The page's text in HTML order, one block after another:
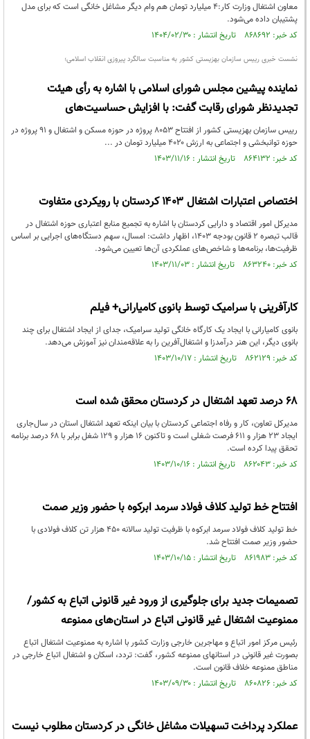
معاون اشتغال وزارت کار:۴ میلیارد تومان هم وام دیگر مشاغل خانگی است که برای مدل
پشتیبان داده می‌شود.
کد خبر: ۸۶۸۶۹۲ تاریخ انتشار : ۱۴۰۴/۰۲/۳۰
نشست خبری رییس سازمان بهزیستی کشور به مناسبت سالگرد پیروزی انقلاب اسلامی؛
نماینده پیشین مجلس شورای اسلامی با اشاره به رأی هیئت
تجدیدنظر شورای رقابت گفت: با افزایش حساسیت‌های
رییس سازمان بهزیستی کشور از افتتاح ۸۰۵۳ پروژه در حوزه مسکن و اشتغال و ۹۱ پروژه در
حوزه توانبخشی و اجتماعی به ارزش ۴۰۲۰ میلیارد تومان در ...
کد خبر: ۸۶۴۱۳۲ تاریخ انتشار : ۱۴۰۳/۱۱/۱۶
اختصاص اعتبارات اشتغال ۱۴۰۳ کردستان با رویکردی متفاوت
مدیرکل امور اقتصاد و دارایی کردستان با اشاره به تجمیع منابع اعتباری حوزه اشتغال در
قالب تبصره ۲ قانون بودجه ۱۴۰۳، اظهار داشت: امسال، سهم دستگاه‌های اجرایی بر اساس
ظرفیت‌ها، برنامه‌ها و شاخص‌های عملکردی آن‌ها تعیین می‌شود.
کد خبر: ۸۶۳۲۴۰ تاریخ انتشار : ۱۴۰۳/۱۱/۰۳
کارآفرینی با سرامیک توسط بانوی کامیارانی+ فیلم
بانوی کامیارانی با ایجاد یک کارگاه خانگی تولید سرامیک، جدای از ایجاد اشتغال برای چند
بانوی دیگر، این هنر درآمدزا و اشتغال‌آفرین را به علاقه‌مندان نیز آموزش می‌دهد.
کد خبر: ۸۶۲۱۲۹ تاریخ انتشار : ۱۴۰۳/۱۰/۱۷
۶۸ درصد تعهد اشتغال در کردستان محقق شده است
مدیرکل تعاون، کار و رفاه اجتماعی کردستان با بیان اینکه تعهد اشتغال استان در سال‌جاری
ایجاد ۲۳ هزار و ٦۱۱ فرصت شغلی است و تاکنون ۱۶ هزار و ۱۲۹ شغل برابر با ۶۸ درصد برنامه
تحقق پیدا کردە است.
کد خبر: ۸۶۲۰۴۳ تاریخ انتشار : ۱۴۰۳/۱۰/۱۶
افتتاح خط تولید کلاف فولاد سرمد ابرکوه با حضور وزیر صمت
خط تولید کلاف فولاد سرمد ابرکوه با ظرفیت تولید سالانه ۴۵۰ هزار تن کلاف فولادی با
حضور وزیر صمت افتتاح شد.
کد خبر: ۸۶۱۹۸۳ تاریخ انتشار : ۱۴۰۳/۱۰/۱۵
تصمیمات جدید برای جلوگیری از ورود غیر قانونی اتباع به کشور/
ممنوعیت اشتغال غیر قانونی اتباع در استان‌های ممنوعه
رئیس مرکز امور اتباع و مهاجرین خارجی وزارت کشور با اشاره به ممنوعیت اشتغال اتباع
بصورت غیر قانونی در استانهای ممنوعه کشور، گفت: تردد، اسکان و اشتغال اتباع خارجی در
‌مناطق ممنوعه خلاف قانون است.
کد خبر: ۸۶۰۸۲۶ تاریخ انتشار : ۱۴۰۳/۰۹/۳۰
عملکرد پرداخت تسهیلات مشاغل خانگی در کردستان مطلوب نیست